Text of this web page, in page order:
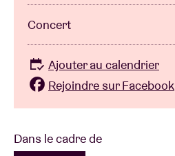
Contact
Dans le cadre de
Concert
Ajouter au calendrier
Rejoindre sur Facebook